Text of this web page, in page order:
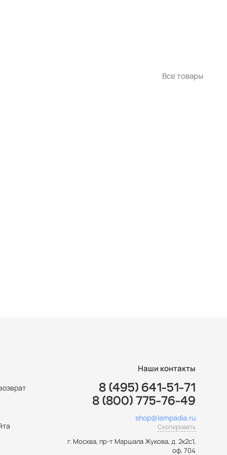
Все товары
Наши контакты
8 (495) 641-51-71
8 (800) 775-76-49
shop@lampadia.ru
Скопировать
г. Москва, пр-т Маршала Жукова, д. 2к2с1,
оф. 704